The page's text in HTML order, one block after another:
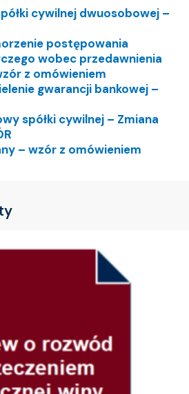
cywilnej dwuosobowej –
postępowania
wobec przedawnienia
z omówieniem
gwarancji bankowej –
spółki cywilnej – Zmiana
– wzór z omówieniem